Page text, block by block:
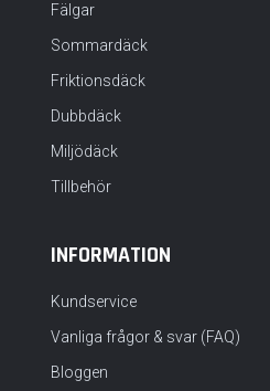
Fälgar
Sommardäck
Friktionsdäck
Dubbdäck
Miljödäck
Tillbehör
INFORMATION
Kundservice
Vanliga frågor & svar (FAQ)
Bloggen